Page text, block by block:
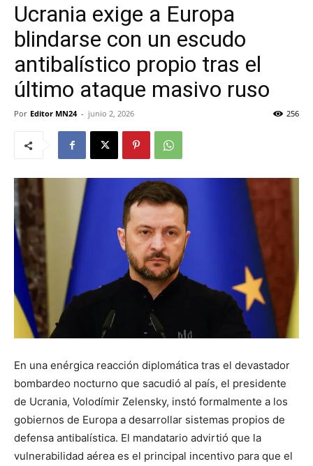
Ucrania exige a Europa
blindarse con un escudo
antibalístico propio tras el
último ataque masivo ruso
Por Editor MN24 - junio 2, 2026 256
En una enérgica reacción diplomática tras el devastador
bombardeo nocturno que sacudió al país, el presidente
de Ucrania, Volodímir Zelensky, instó formalmente a los
gobiernos de Europa a desarrollar sistemas propios de
defensa antibalística. El mandatario advirtió que la
vulnerabilidad aérea es el principal incentivo para que el